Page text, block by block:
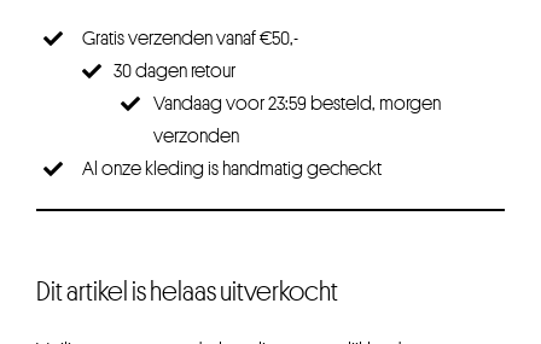
Gratis verzenden vanaf €50,-
30 dagen retour
Vandaag voor 23:59 besteld, morgen
verzonden
Al onze kleding is handmatig gecheckt
Dit artikel is helaas uitverkocht